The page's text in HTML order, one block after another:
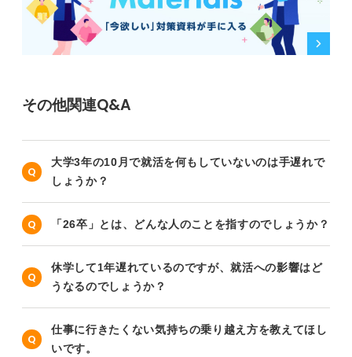
その他関連Q&A
大学3年の10月で就活を何もしていないのは手遅れで
しょうか？
「26卒」とは、どんな人のことを指すのでしょうか？
休学して1年遅れているのですが、就活への影響はど
うなるのでしょうか？
仕事に行きたくない気持ちの乗り越え方を教えてほし
いです。